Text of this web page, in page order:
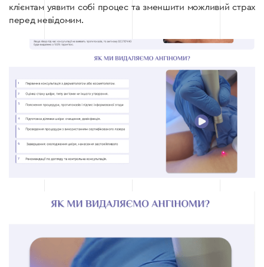
клієнтам уявити собі процес та зменшити можливий страх
перед невідомим.